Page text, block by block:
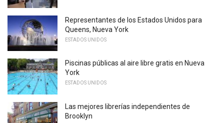
Representantes de los Estados Unidos para
Queens, Nueva York
ESTADOS UNIDOS
Piscinas públicas al aire libre gratis en Nueva
York
ESTADOS UNIDOS
Las mejores librerías independientes de
Brooklyn